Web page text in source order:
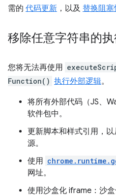
需的 代码更新 ，以及 替换阻
移除任意字符串的
您将无法再使用
Function() 执行外部逻辑。
将所有外部代码（JS、
软件包中。
更新脚本和样式引用，
源。
使用
网址。
使用沙盒化 iframe：沙